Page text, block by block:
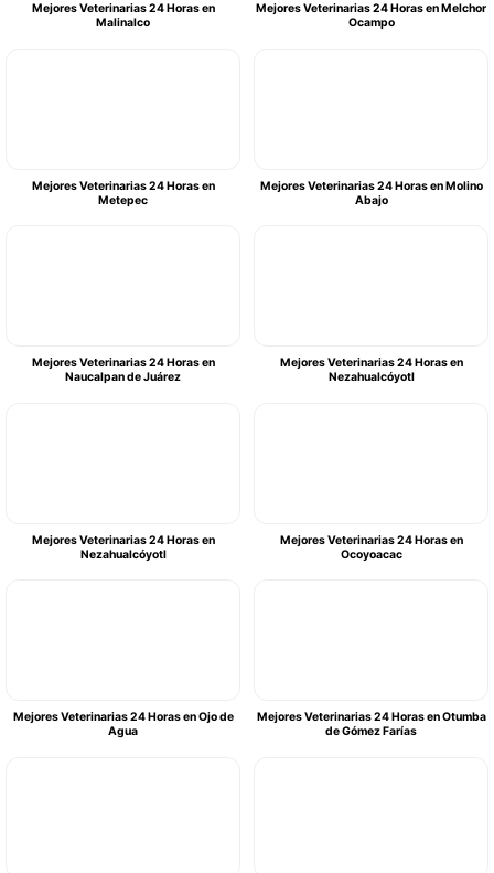
Mejores Veterinarias 24 Horas en
Malinalco
Mejores Veterinarias 24 Horas en Melchor
Ocampo
Mejores Veterinarias 24 Horas en
Metepec
Mejores Veterinarias 24 Horas en Molino
Abajo
Mejores Veterinarias 24 Horas en
Naucalpan de Juárez
Mejores Veterinarias 24 Horas en
Nezahualcóyotl
Mejores Veterinarias 24 Horas en
Nezahualcóyotl
Mejores Veterinarias 24 Horas en
Ocoyoacac
Mejores Veterinarias 24 Horas en Ojo de
Agua
Mejores Veterinarias 24 Horas en Otumba
de Gómez Farías